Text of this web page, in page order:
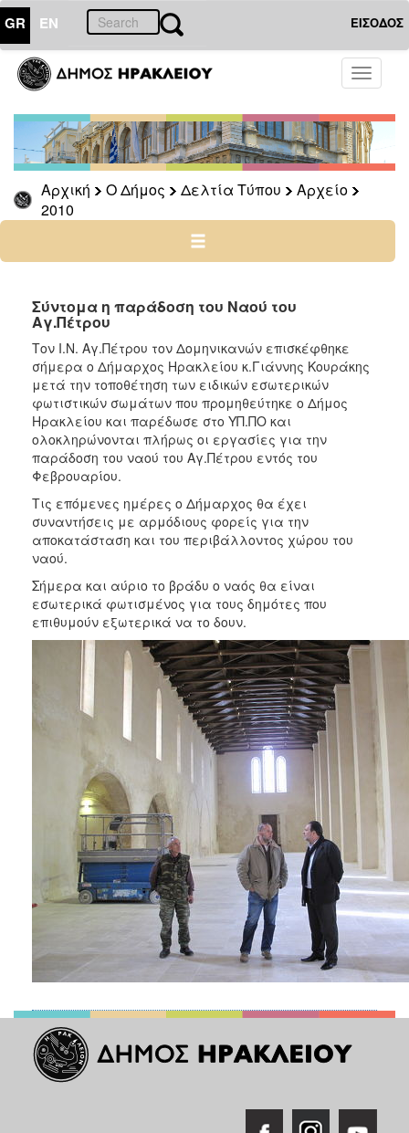
GR EN ΕΙΣΟΔΟΣ
Toggle
Αρχική Ο Δήμος Δελτία Τύπου
Αρχείο
2010
ΔΗΜΟΣ
Δελτία
Τύπου
Αρχείο
2026
2025
2022
2021
2020
2019
2018
2017
2016
2013
2012
2010
2006
ΑΝΘΕΚΤΙΚΗ
Σύντομα η παράδοση του Ναού του
Αγ.Πέτρου
Τον Ι.Ν. Αγ.Πέτρου τον Δομηνικανών επισκέφθηκε
σήμερα ο Δήμαρχος Ηρακλείου κ.Γιάννης Κουράκης
μετά την τοποθέτηση των ειδικών εσωτερικών
φωτιστικών σωμάτων που προμηθεύτηκε ο Δήμος
Ηρακλείου και παρέδωσε στο ΥΠ.ΠΟ και
ολοκληρώνονται πλήρως οι εργασίες για την
παράδοση του ναού του Αγ.Πέτρου εντός του
Φεβρουαρίου.
Τις επόμενες ημέρες ο Δήμαρχος θα έχει
συναντήσεις με αρμόδιους φορείς για την
αποκατάσταση και του περιβάλλοντος χώρου του
ναού.
Σήμερα και αύριο το βράδυ ο ναός θα είναι
εσωτερικά φωτισμένος για τους δημότες που
επιθυμούν εξωτερικά να το δουν.